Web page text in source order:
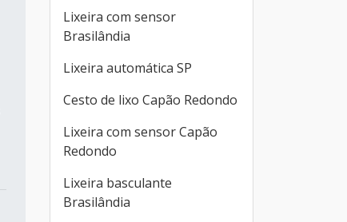
Lixeira com sensor
Brasilândia
Lixeira automática SP
Cesto de lixo Capão Redondo
Lixeira com sensor Capão
Redondo
Lixeira basculante
Brasilândia